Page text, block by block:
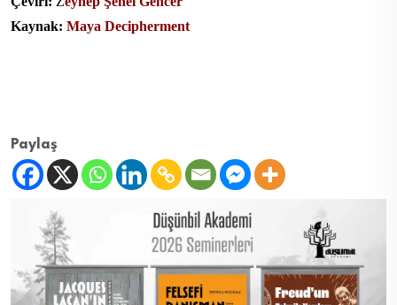
Kaynak: Maya Decipherment
Paylaş